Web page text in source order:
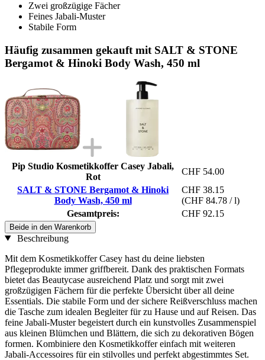
Zwei großzügige Fächer
Feines Jabali-Muster
Stabile Form
Häufig zusammen gekauft mit SALT & STONE
Bergamot & Hinoki Body Wash, 450 ml
Pip Studio Kosmetikkoffer Casey Jabali,
Rot
CHF 54.00
SALT & STONE Bergamot & Hinoki
Body Wash, 450 ml
CHF 38.15
(CHF 84.78 / l)
Gesamtpreis:
CHF 92.15
Beide in den Warenkorb
Beschreibung
Mit dem Kosmetikkoffer Casey hast du deine liebsten
Pflegeprodukte immer griffbereit. Dank des praktischen Formats
bietet das Beautycase ausreichend Platz und sorgt mit zwei
großzügigen Fächern für die perfekte Übersicht über all deine
Essentials. Die stabile Form und der sichere Reißverschluss machen
die Tasche zum idealen Begleiter für zu Hause und auf Reisen. Das
feine Jabali-Muster begeistert durch ein kunstvolles Zusammenspiel
aus kleinen Blümchen und Blättern, die sich zu dekorativen Bögen
formen. Kombiniere den Kosmetikkoffer einfach mit weiteren
Jabali-Accessoires für ein stilvolles und perfekt abgestimmtes Set.